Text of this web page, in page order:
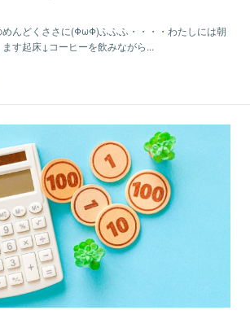
んどくささに(ΦωΦ)ふふふ・・・・わたしには朝
す起床↓コーヒーを飲みながら...